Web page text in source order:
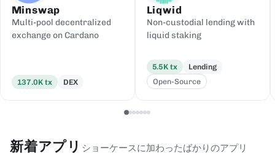
Minswap
Multi-pool decentralized
exchange on Cardano
137.0K tx DEX
Liqwid
Non-custodial lending with
liquid staking
5.5K tx
Lending
Open-Source
新着アプリ ショーケースに加わったばかりのアプリ